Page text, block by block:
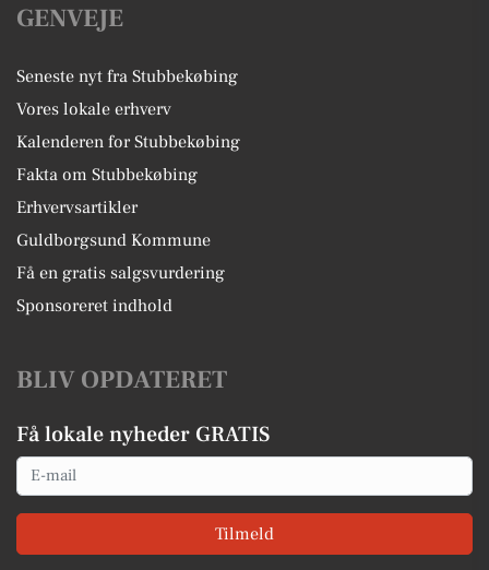
GENVEJE
Seneste nyt fra Stubbekøbing
Vores lokale erhverv
Kalenderen for Stubbekøbing
Fakta om Stubbekøbing
Erhvervsartikler
Guldborgsund Kommune
Få en gratis salgsvurdering
Sponsoreret indhold
BLIV OPDATERET
Få lokale nyheder GRATIS
Email
Tilmeld